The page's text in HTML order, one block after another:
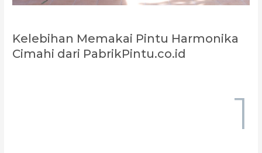
Kelebihan Memakai Pintu Harmonika
Cimahi dari PabrikPintu.co.id
1